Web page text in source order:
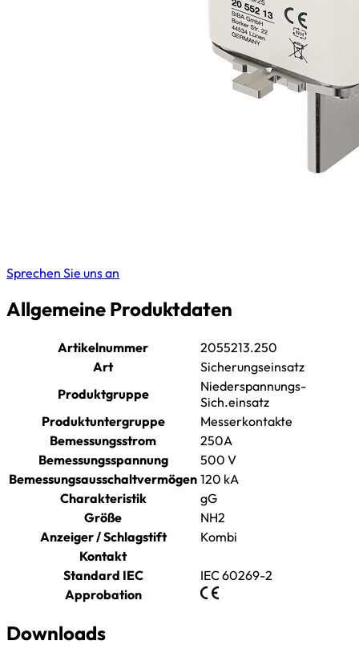
Sprechen Sie uns an
Allgemeine Produktdaten
Artikelnummer
2055213.250
Art
Sicherungseinsatz
Produktgruppe
Niederspannungs-
Sich.einsatz
Produktuntergruppe
Messerkontakte
Bemessungsstrom
250A
Bemessungsspannung
500 V
Bemessungsausschaltvermögen 120 kA
Charakteristik
gG
Größe
NH2
Anzeiger / Schlagstift
Kombi
Kontakt
Standard IEC
IEC 60269-2
Approbation
Downloads